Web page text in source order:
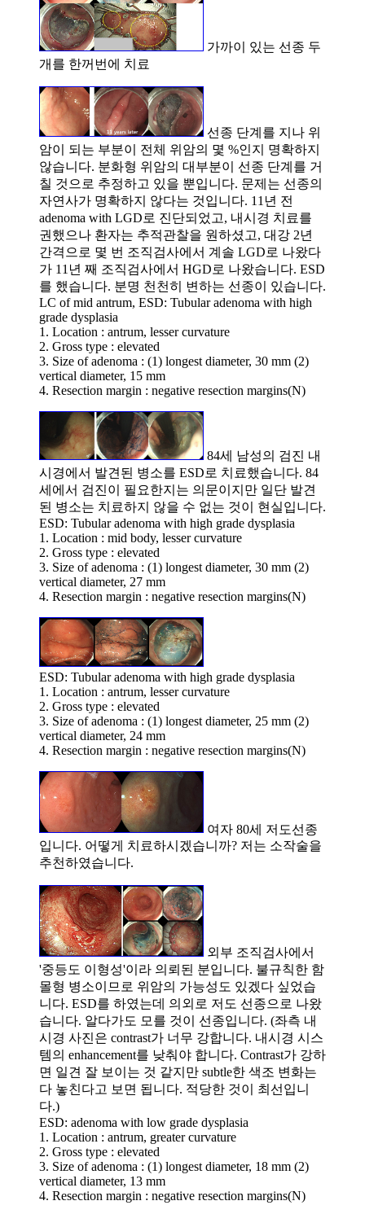
가까이 있는 선종 두
개를 한꺼번에 치료
선종 단계를 지나 위
암이 되는 부분이 전체 위암의 몇 %인지 명확하지
않습니다. 분화형 위암의 대부분이 선종 단계를 거
칠 것으로 추정하고 있을 뿐입니다. 문제는 선종의
자연사가 명확하지 않다는 것입니다. 11년 전
adenoma with LGD로 진단되었고, 내시경 치료를
권했으나 환자는 추적관찰을 원하셨고, 대강 2년
간격으로 몇 번 조직검사에서 계솔 LGD로 나왔다
가 11년 째 조직검사에서 HGD로 나왔습니다. ESD
를 했습니다. 분명 천천히 변하는 선종이 있습니다.
LC of mid antrum, ESD: Tubular adenoma with high
grade dysplasia
1. Location : antrum, lesser curvature
2. Gross type : elevated
3. Size of adenoma : (1) longest diameter, 30 mm (2)
vertical diameter, 15 mm
4. Resection margin : negative resection margins(N)
84세 남성의 검진 내
시경에서 발견된 병소를 ESD로 치료했습니다. 84
세에서 검진이 필요한지는 의문이지만 일단 발견
된 병소는 치료하지 않을 수 없는 것이 현실입니다.
ESD: Tubular adenoma with high grade dysplasia
1. Location : mid body, lesser curvature
2. Gross type : elevated
3. Size of adenoma : (1) longest diameter, 30 mm (2)
vertical diameter, 27 mm
4. Resection margin : negative resection margins(N)
ESD: Tubular adenoma with high grade dysplasia
1. Location : antrum, lesser curvature
2. Gross type : elevated
3. Size of adenoma : (1) longest diameter, 25 mm (2)
vertical diameter, 24 mm
4. Resection margin : negative resection margins(N)
여자 80세 저도선종
입니다. 어떻게 치료하시겠습니까? 저는 소작술을
추천하였습니다.
외부 조직검사에서
'중등도 이형성'이라 의뢰된 분입니다. 불규칙한 함
몰형 병소이므로 위암의 가능성도 있겠다 싶었습
니다. ESD를 하였는데 의외로 저도 선종으로 나왔
습니다. 알다가도 모를 것이 선종입니다. (좌측 내
시경 사진은 contrast가 너무 강합니다. 내시경 시스
템의 enhancement를 낮춰야 합니다. Contrast가 강하
면 일견 잘 보이는 것 같지만 subtle한 색조 변화는
다 놓친다고 보면 됩니다. 적당한 것이 최선입니
다.)
ESD: adenoma with low grade dysplasia
1. Location : antrum, greater curvature
2. Gross type : elevated
3. Size of adenoma : (1) longest diameter, 18 mm (2)
vertical diameter, 13 mm
4. Resection margin : negative resection margins(N)